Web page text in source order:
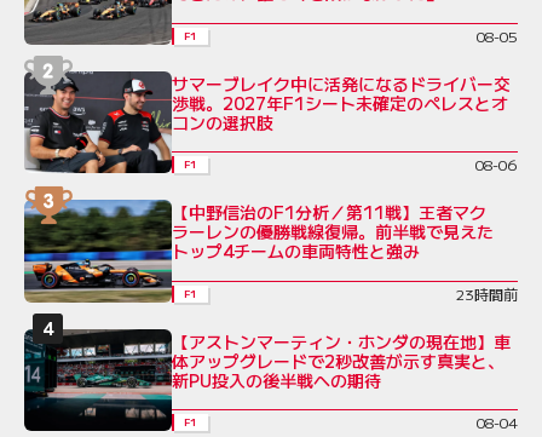
F1 08-05
サマーブレイク中に活発になるドライバー交
渉戦。2027年F1シート未確定のペレスとオ
コンの選択肢
F1 08-06
【中野信治のF1分析／第11戦】王者マク
ラーレンの優勝戦線復帰。前半戦で見えた
トップ4チームの車両特性と強み
F1 23時間前
【アストンマーティン・ホンダの現在地】車
体アップグレードで2秒改善が示す真実と、
新PU投入の後半戦への期待
F1 08-04